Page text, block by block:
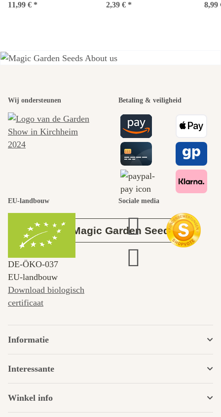
keukenkruidenvariëteiten
11,99 € * 2,39 € * 8,99
mooiste paden
naar onszelf
leidt door de
tuin.
Over Magic Garden Seeds
Wij ondersteunen Betaling & veiligheid
EU-landbouw
DE‑ÖKO‑037
EU-landbouw
Download biologisch
certificaat
Sociale media
Informatie
Interessante
Winkel info